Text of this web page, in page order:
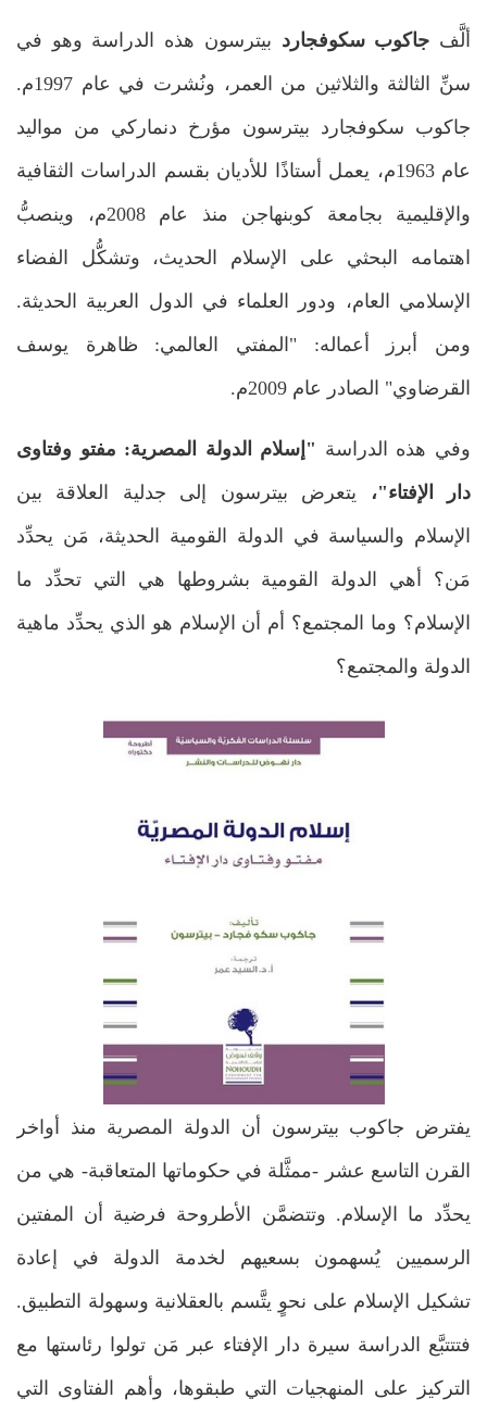
ألَّف جاكوب سكوفجارد بيترسون هذه الدراسة وهو في
سنِّ الثالثة والثلاثين من العمر، ونُشرت في عام 1997م.
جاكوب سكوفجارد بيترسون مؤرخ دنماركي من مواليد
عام 1963م، يعمل أستاذًا للأديان بقسم الدراسات الثقافية
والإقليمية بجامعة كوبنهاجن منذ عام 2008م، وينصبُّ
اهتمامه البحثي على الإسلام الحديث، وتشكُّل الفضاء
الإسلامي العام، ودور العلماء في الدول العربية الحديثة.
ومن أبرز أعماله: "المفتي العالمي: ظاهرة يوسف
القرضاوي" الصادر عام 2009م.
وفي هذه الدراسة "إسلام الدولة المصرية: مفتو وفتاوى
دار الإفتاء"،
يتعرض بيترسون إلى جدلية العلاقة بين
الإسلام والسياسة في الدولة القومية الحديثة، مَن يحدِّد
مَن؟ أهي الدولة القومية بشروطها هي التي تحدِّد ما
الإسلام؟ وما المجتمع؟ أم أن الإسلام هو الذي يحدِّد ماهية
الدولة والمجتمع؟
يفترض جاكوب بيترسون أن الدولة المصرية منذ أواخر
القرن التاسع عشر -ممثَّلة في حكوماتها المتعاقبة- هي من
يحدِّد ما الإسلام. وتتضمَّن الأطروحة فرضية أن المفتين
الرسميين يُسهمون بسعيهم لخدمة الدولة في إعادة
تشكيل الإسلام على نحوٍ يتَّسم بالعقلانية وسهولة التطبيق.
فتتتبَّع الدراسة سيرة دار الإفتاء عبر مَن تولوا رئاستها مع
التركيز على المنهجيات التي طبقوها، وأهم الفتاوى التي